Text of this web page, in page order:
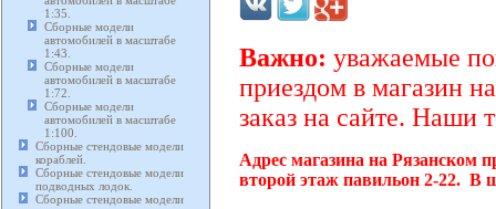
1:35.
Сборные модели
автомобилей в масштабе
1:43.
Сборные модели
автомобилей в масштабе
1:72.
Сборные модели
автомобилей в масштабе
1:100.
Сборные стендовые модели
кораблей.
Сборные стендовые модели
подводных лодок.
Сборные стендовые модели
Важно: уважаемые
приездом в магазин
заказ на сайте. Наши
Адрес магазина на Рязанском
второй этаж павильон 2-22. В